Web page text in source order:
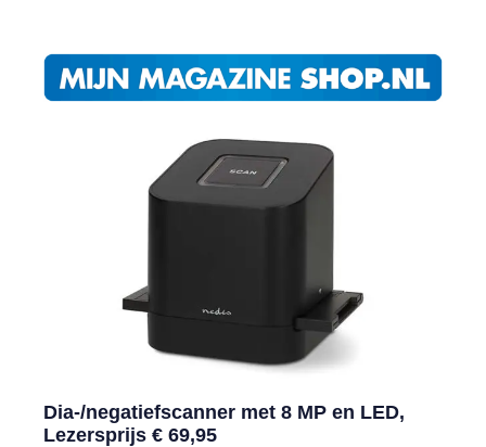
Dia-/negatiefscanner met 8 MP en LED,
Lezersprijs € 69,95